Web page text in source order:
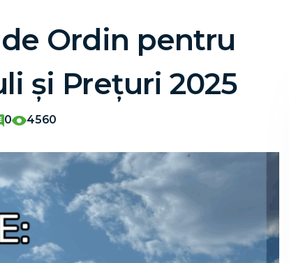
Ordin pentru
și Prețuri 2025
0 4560